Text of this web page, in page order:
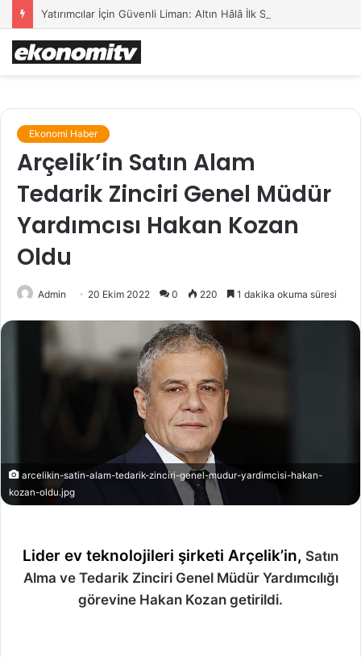
Yatırımcılar İçin Güvenli Liman: Altın Hâlâ İlk Sırada mı?
Ekonomi Haber
Arçelik’in Satın Alam
Tedarik Zinciri Genel Müdür
Yardımcısı Hakan Kozan
Oldu
Admin 20 Ekim 2022 0 220 1 dakika okuma süresi
arcelikin-satin-alam-tedarik-zinciri-genel-mudur-yardimcisi-hakan-
kozan-oldu.jpg
Lider ev teknolojileri şirketi Arçelik’in, Satın
Alma ve Tedarik Zinciri Genel Müdür Yardımcılığı
görevine Hakan Kozan getirildi.